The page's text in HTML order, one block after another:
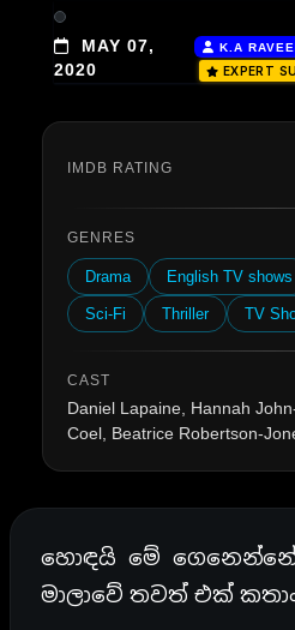
MAY 07,
2020
K.A
EXPERT
IMDB RATING
GENRES
Drama English TV shows
Sci-Fi Thriller TV
CAST
Daniel Lapaine, Hannah
Coel, Beatrice Robertson-
හොඳයි මේ ගෙනෙන්නේ
මාලාවේ තවත් එක්